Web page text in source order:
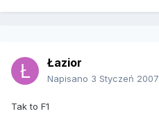
Łazior
Napisano 3 Styczeń 2007
Tak to F1